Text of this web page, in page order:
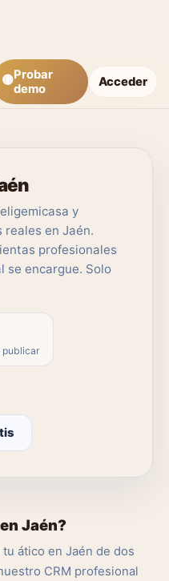
🟡Probar
demo
Acceder
y
reales en Jaén.
profesionales
se encargue. Solo
publicar
Jaén?
ático en Jaén de dos
CRM profesional